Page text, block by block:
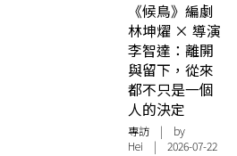
《候鳥》編劇
林坤燿 × 導演
李智達：離開
與留下，從來
都不只是一個
人的決定
專訪 | by
Hei | 2026-07-22